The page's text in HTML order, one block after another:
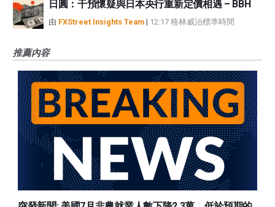
日圓：干預懷疑與日本央行重新定價相遇 – BBH
由 FXStreet Insights Team | 12:17 格林威治標準時間
推薦內容